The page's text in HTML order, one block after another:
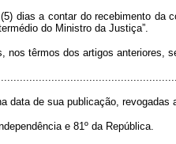
dias a contar do recebimento da
do Ministro da Justiça”.
nos têrmos dos artigos anteriores,
data de sua publicação,
e 81º da República.